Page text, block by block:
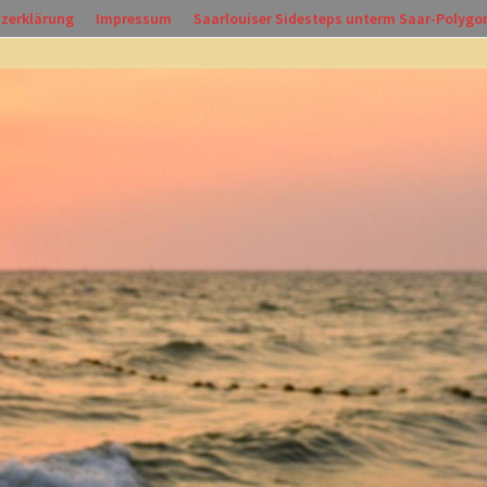
Impressum Saarlouiser Sidesteps unterm Saar-